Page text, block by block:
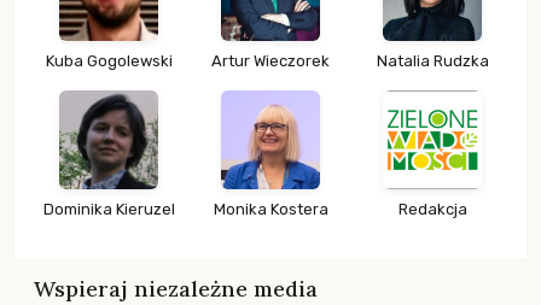
Kuba Gogolewski Artur Wieczorek Natalia Rudzka
Dominika Kieruzel Monika Kostera Redakcja
Wspieraj niezależne media